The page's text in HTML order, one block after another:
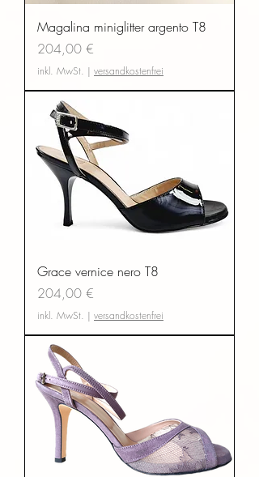
Magalina miniglitter argento T8
Preis
204,00 €
inkl. MwSt. | versandkostenfrei
Grace vernice nero T8
Preis
204,00 €
inkl. MwSt. | versandkostenfrei